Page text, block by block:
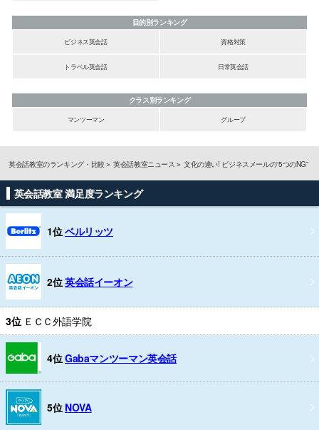
目的別ランキング
ビジネス英会話
資格対策
トラベル英会話 日常英会話
クラス別ランキング
マンツーマン
グループ
英会話教室のランキング・比較 英会話教室ニュース 文化の違い! ビジネスメールの“5つのNG”
英会話教室 満足度ランキング
1位ベルリッツ
2位英会話イーオン
3位 ＥＣＣ外語学院
4位Gabaマンツーマン英会話
5位 NOVA